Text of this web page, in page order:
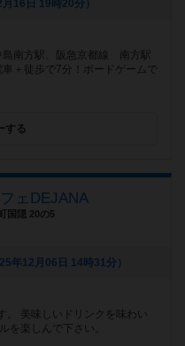
16日 19時20分）
南方駅、阪急京都線 南方駅
＋徒歩で7分！ボードゲームで
する
ェDEJANA
国隠 20の5
年12月06日 14時31分）
美味しいドリンクを味わい
を楽しんで下さい。